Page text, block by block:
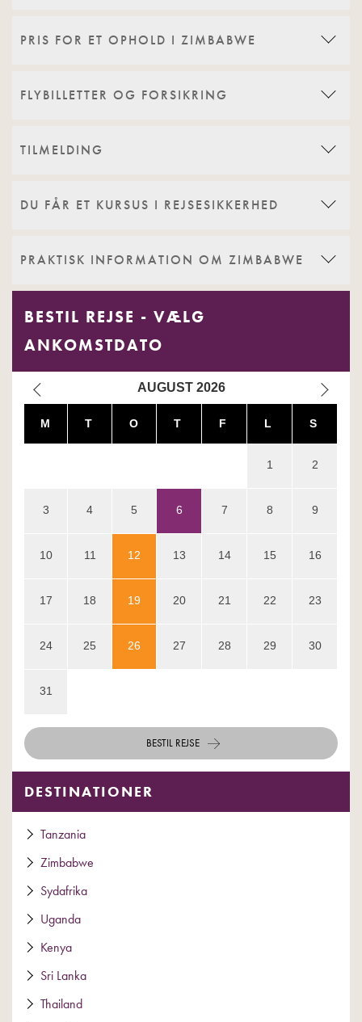
PRIS FOR ET OPHOLD I ZIMBABWE
FLYBILLETTER OG FORSIKRING
TILMELDING
DU FÅR ET KURSUS I REJSESIKKERHED
PRAKTISK INFORMATION OM ZIMBABWE
BESTIL REJSE - VÆLG
ANKOMSTDATO
AUGUST 2026
MA TI ON TO FR LØ SØ
1 2
3 4 5 6 7 8 9
10 11 12 13 14 15 16
17 18 19 20 21 22 23
24 25 26 27 28 29 30
31
BESTIL REJSE
DESTINATIONER
Tanzania
Zimbabwe
Sydafrika
Uganda
Kenya
Sri Lanka
Thailand